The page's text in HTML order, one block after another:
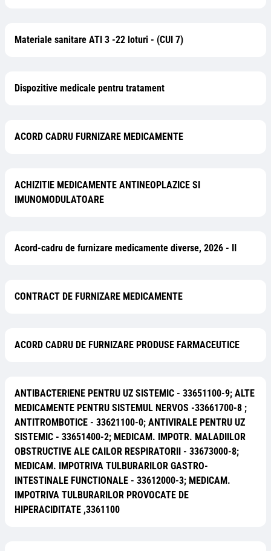
Materiale sanitare ATI 3 -22 loturi - (CUI 7)
Dispozitive medicale pentru tratament
ACORD CADRU FURNIZARE MEDICAMENTE
ACHIZITIE MEDICAMENTE ANTINEOPLAZICE SI
IMUNOMODULATOARE
Acord-cadru de furnizare medicamente diverse, 2026 - II
CONTRACT DE FURNIZARE MEDICAMENTE
ACORD CADRU DE FURNIZARE PRODUSE FARMACEUTICE
ANTIBACTERIENE PENTRU UZ SISTEMIC - 33651100-9; ALTE
MEDICAMENTE PENTRU SISTEMUL NERVOS -33661700-8 ;
ANTITROMBOTICE - 33621100-0; ANTIVIRALE PENTRU UZ
SISTEMIC - 33651400-2; MEDICAM. IMPOTR. MALADIILOR
OBSTRUCTIVE ALE CAILOR RESPIRATORII - 33673000-8;
MEDICAM. IMPOTRIVA TULBURARILOR GASTRO-
INTESTINALE FUNCTIONALE - 33612000-3; MEDICAM.
IMPOTRIVA TULBURARILOR PROVOCATE DE
HIPERACIDITATE ,3361100